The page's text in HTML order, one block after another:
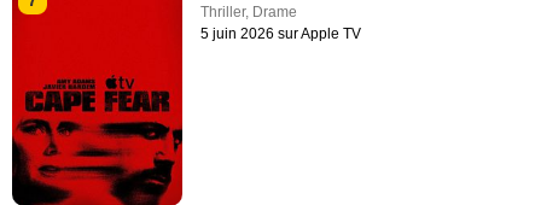
Thriller, Drame
5 juin 2026 sur Apple TV